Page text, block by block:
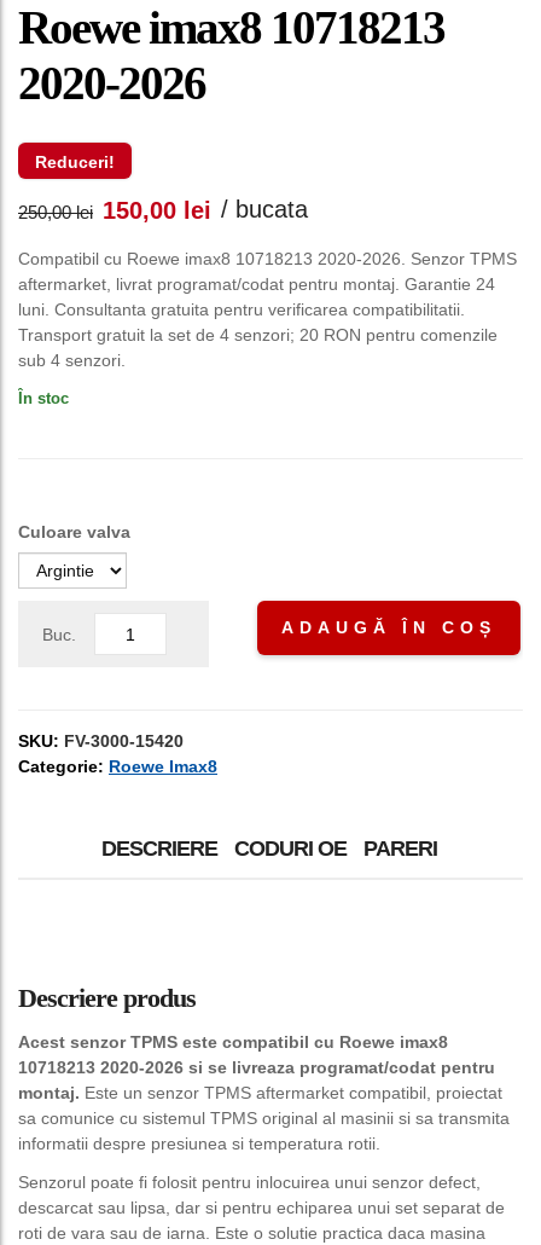
Roewe imax8 10718213
2020-2026
Reduceri!
250,00lei Prețul
inițial
a
fost:
150,00 lei Prețul
curent
este:
/ bucata
Compatibil cu Roewe imax8 10718213 2020-2026. Senzor TPMS
aftermarket, livrat programat/codat pentru montaj. Garantie 24
luni. Consultanta gratuita pentru verificarea compatibilitatii.
Transport gratuit la set de 4 senzori; 20 RON pentru comenzile
sub 4 senzori.
În stoc
Culoare valva
Buc. ADAUGĂ ÎN COȘ
SKU: FV-3000-15420
Categorie: Roewe Imax8
DESCRIERE CODURI OE PARERI
Descriere produs
Acest senzor TPMS este compatibil cu Roewe imax8
10718213 2020-2026 si se livreaza programat/codat pentru
montaj. Este un senzor TPMS aftermarket compatibil, proiectat
sa comunice cu sistemul TPMS original al masinii si sa transmita
informatii despre presiunea si temperatura rotii.
Senzorul poate fi folosit pentru inlocuirea unui senzor defect,
descarcat sau lipsa, dar si pentru echiparea unui set separat de
roti de vara sau de iarna. Este o solutie practica daca masina